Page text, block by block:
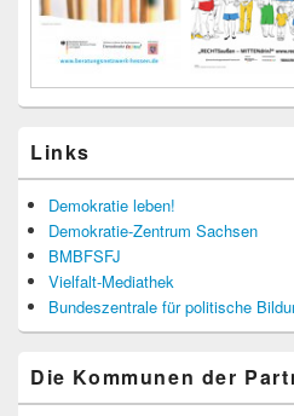
Links
Demokratie leben!
Demokratie-Zentrum Sachsen
BMBFSFJ
Vielfalt-Mediathek
Bundeszentrale für politische
Die Kommunen der